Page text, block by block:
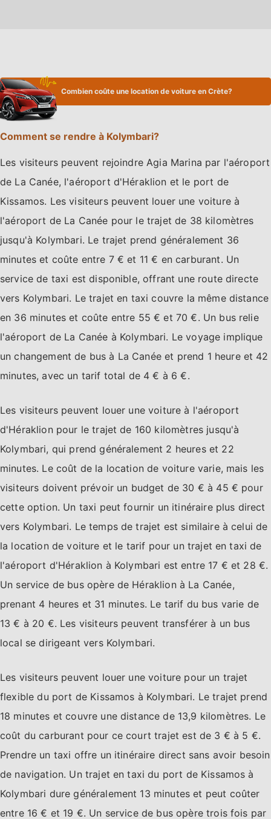
Combien coûte une location de voiture en Crète?
Comment se rendre à Kolymbari?
Les visiteurs peuvent rejoindre Agia Marina par l'aéroport
de La Canée, l'aéroport d'Héraklion et le port de
Kissamos. Les visiteurs peuvent louer une voiture à
l'aéroport de La Canée pour le trajet de 38 kilomètres
jusqu'à Kolymbari. Le trajet prend généralement 36
minutes et coûte entre 7 € et 11 € en carburant. Un
service de taxi est disponible, offrant une route directe
vers Kolymbari. Le trajet en taxi couvre la même distance
en 36 minutes et coûte entre 55 € et 70 €. Un bus relie
l'aéroport de La Canée à Kolymbari. Le voyage implique
un changement de bus à La Canée et prend 1 heure et 42
minutes, avec un tarif total de 4 € à 6 €.
Les visiteurs peuvent louer une voiture à l'aéroport
d'Héraklion pour le trajet de 160 kilomètres jusqu'à
Kolymbari, qui prend généralement 2 heures et 22
minutes. Le coût de la location de voiture varie, mais les
visiteurs doivent prévoir un budget de 30 € à 45 € pour
cette option. Un taxi peut fournir un itinéraire plus direct
vers Kolymbari. Le temps de trajet est similaire à celui de
la location de voiture et le tarif pour un trajet en taxi de
l'aéroport d'Héraklion à Kolymbari est entre 17 € et 28 €.
Un service de bus opère de Héraklion à La Canée,
prenant 4 heures et 31 minutes. Le tarif du bus varie de
13 € à 20 €. Les visiteurs peuvent transférer à un bus
local se dirigeant vers Kolymbari.
Les visiteurs peuvent louer une voiture pour un trajet
flexible du port de Kissamos à Kolymbari. Le trajet prend
18 minutes et couvre une distance de 13,9 kilomètres. Le
coût du carburant pour ce court trajet est de 3 € à 5 €.
Prendre un taxi offre un itinéraire direct sans avoir besoin
de navigation. Un trajet en taxi du port de Kissamos à
Kolymbari dure généralement 13 minutes et peut coûter
entre 16 € et 19 €. Un service de bus opère trois fois par